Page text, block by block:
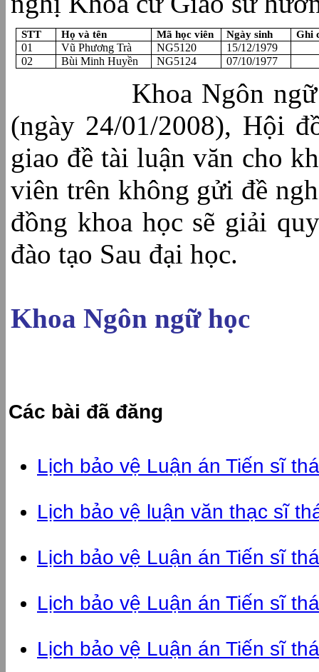
STT Họ và tên Mã học viên Ngày sinh Ghi
01 Vũ Phương Trà NG5120
15/12/1979
02
Bùi Minh Huyền NG5124 07/10/1977
Khoa Ngôn
(ngày 24/01/2008), Hội
giao đề tài luận văn cho
viên trên không gửi đề
đồng khoa học sẽ giải
đào tạo Sau đại học.
Khoa Ngôn ngữ học
Các bài đã đăng
Lịch bảo vệ Luận án Tiến sĩ
Lịch bảo vệ luận văn thạc sĩ
Lịch bảo vệ Luận án Tiến sĩ
Lịch bảo vệ Luận án Tiến sĩ
Lịch bảo vệ Luận án Tiến sĩ